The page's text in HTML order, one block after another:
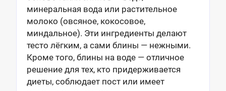
минеральная вода или растительное
молоко (овсяное, кокосовое,
миндальное). Эти ингредиенты делают
тесто лёгким, а сами блины — нежными.
Кроме того, блины на воде — отличное
решение для тех, кто придерживается
диеты, соблюдает пост или имеет